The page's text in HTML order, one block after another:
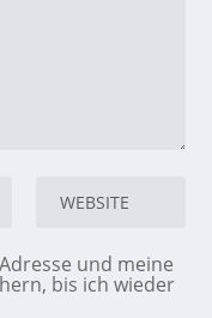
und meine
bis ich wieder